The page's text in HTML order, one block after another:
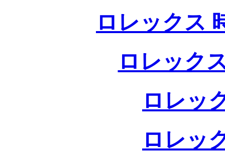
ロレックス
ロレック
ロレッ
ロレッ